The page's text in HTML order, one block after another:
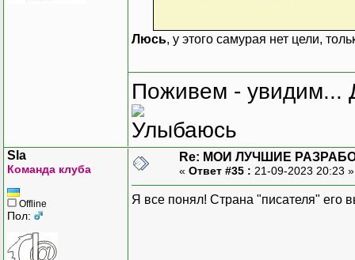
Люсь, у этого самурая нет цели,
Поживем - увидим...
Sla
Команда клуба
Offline
Пол:
Re: МОИ ЛУЧШИЕ
« Ответ #35 : 21-09-2023 20:23
Я все понял! Страна "писателя" его